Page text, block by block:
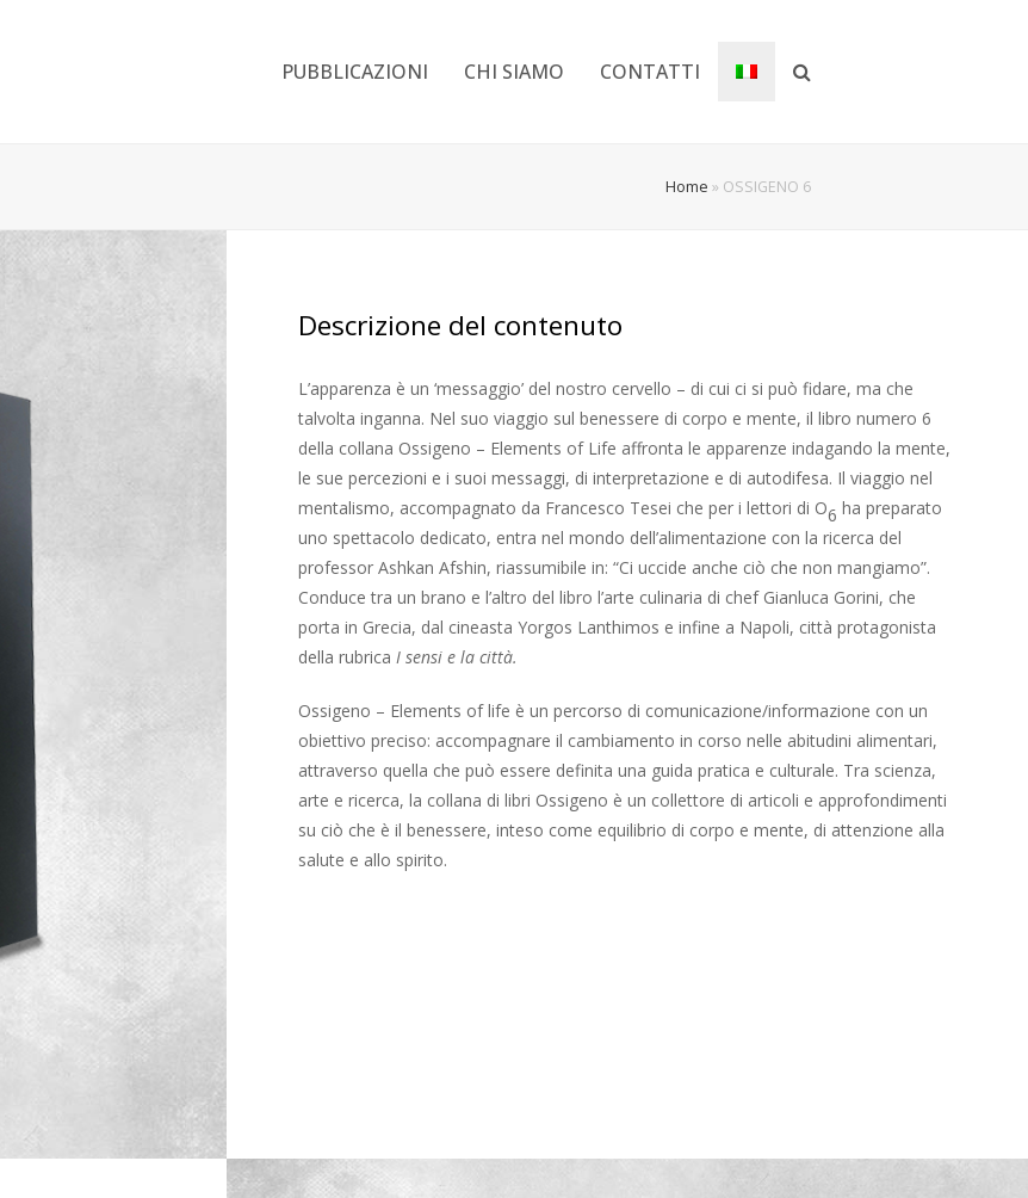
PUBBLICAZIONI CHI SIAMO CONTATTI
Home » OSSIGENO 6
Descrizione del contenuto
L’apparenza è un ‘messaggio’ del nostro cervello – di cui ci si può fidare, ma che
talvolta inganna. Nel suo viaggio sul benessere di corpo e mente, il libro numero 6
della collana Ossigeno – Elements of Life affronta le apparenze indagando la mente,
le sue percezioni e i suoi messaggi, di interpretazione e di autodifesa. Il viaggio nel
mentalismo, accompagnato da Francesco Tesei che per i lettori di O6 ha preparato
uno spettacolo dedicato, entra nel mondo dell’alimentazione con la ricerca del
professor Ashkan Afshin, riassumibile in: “Ci uccide anche ciò che non mangiamo”.
Conduce tra un brano e l’altro del libro l’arte culinaria di chef Gianluca Gorini, che
porta in Grecia, dal cineasta Yorgos Lanthimos e infine a Napoli, città protagonista
della rubrica I sensi e la città.
Ossigeno – Elements of life è un percorso di comunicazione/informazione con un
obiettivo preciso: accompagnare il cambiamento in corso nelle abitudini alimentari,
attraverso quella che può essere definita una guida pratica e culturale. Tra scienza,
arte e ricerca, la collana di libri Ossigeno è un collettore di articoli e approfondimenti
su ciò che è il benessere, inteso come equilibrio di corpo e mente, di attenzione alla
salute e allo spirito.